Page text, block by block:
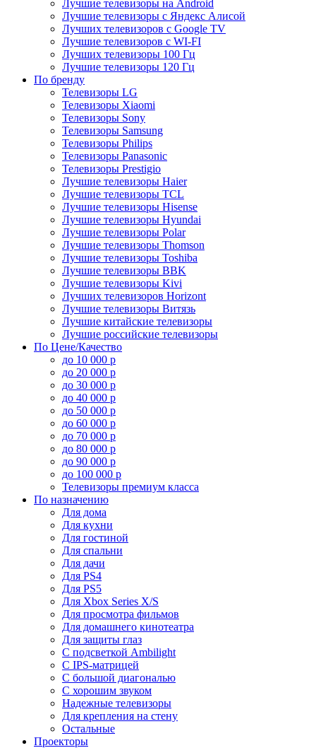
Лучшие телевизоры на Android
Лучшие телевизоры с Яндекс Алисой
Лучших телевизоров с Google TV
Лучшие телевизоров с WI-FI
Лучших телевизоры 100 Гц
Лучшие телевизоры 120 Гц
По бренду
Телевизоры LG
Телевизоры Xiaomi
Телевизоры Sony
Телевизоры Samsung
Телевизоры Philips
Телевизоры Panasonic
Телевизоры Prestigio
Лучшие телевизоры Haier
Лучшие телевизоры TCL
Лучшие телевизоры Hisense
Лучшие телевизоры Hyundai
Лучшие телевизоры Polar
Лучшие телевизоры Thomson
Лучшие телевизоры Toshiba
Лучшие телевизоры BBK
Лучшие телевизоры Kivi
Лучших телевизоров Horizont
Лучшие телевизоры Витязь
Лучшие китайские телевизоры
Лучшие российские телевизоры
По Цене/Качество
до 10 000 р
до 20 000 р
до 30 000 р
до 40 000 р
до 50 000 р
до 60 000 р
до 70 000 р
до 80 000 р
до 90 000 р
до 100 000 р
Телевизоры премиум класса
По назначению
Для дома
Для кухни
Для гостиной
Для спальни
Для дачи
Для PS4
Для PS5
Для Xbox Series X/S
Для просмотра фильмов
Для домашнего кинотеатра
Для защиты глаз
С подсветкой Ambilight
C IPS-матрицей
С большой диагональю
С хорошим звуком
Надежные телевизоры
Для крепления на стену
Остальные
Проекторы